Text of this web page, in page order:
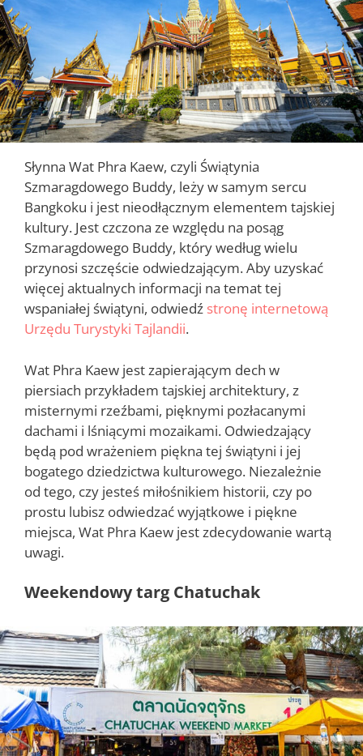
Słynna Wat Phra Kaew, czyli Świątynia
Szmaragdowego Buddy, leży w samym sercu
Bangkoku i jest nieodłącznym elementem tajskiej
kultury. Jest czczona ze względu na posąg
Szmaragdowego Buddy, który według wielu
przynosi szczęście odwiedzającym. Aby uzyskać
więcej aktualnych informacji na temat tej
wspaniałej świątyni, odwiedź stronę internetową
Urzędu Turystyki Tajlandii.
Wat Phra Kaew jest zapierającym dech w
piersiach przykładem tajskiej architektury, z
misternymi rzeźbami, pięknymi pozłacanymi
dachami i lśniącymi mozaikami. Odwiedzający
będą pod wrażeniem piękna tej świątyni i jej
bogatego dziedzictwa kulturowego. Niezależnie
od tego, czy jesteś miłośnikiem historii, czy po
prostu lubisz odwiedzać wyjątkowe i piękne
miejsca, Wat Phra Kaew jest zdecydowanie wartą
uwagi.
Weekendowy targ Chatuchak